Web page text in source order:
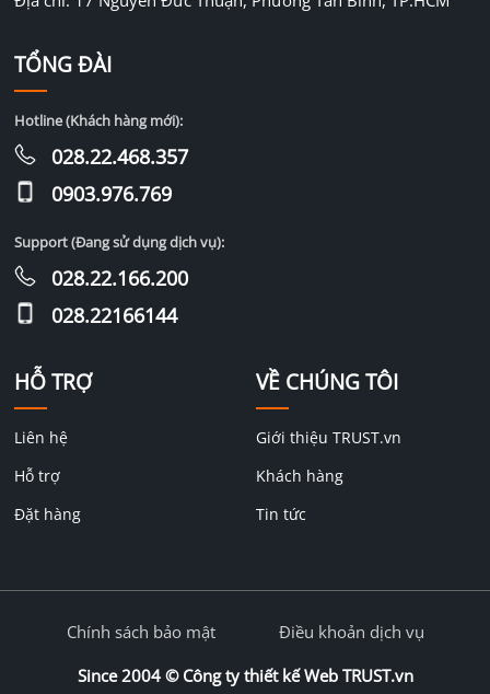
HỖ TRỢ
Liên hệ
Hỗ trợ
Đặt hàng
VỀ CHÚNG TÔI
Giới thiệu TRUST.vn
Khách hàng
Tin tức
TỔNG ĐÀI
Hotline (Khách hàng mới):
028.22.468.357
0903.976.769
Support (Đang sử dụng dịch vụ):
028.22.166.200
028.22166144
Since 2004 © Công ty thiết kế Web TRUST.vn
Chính sách bảo mật Điều khoản dịch vụ